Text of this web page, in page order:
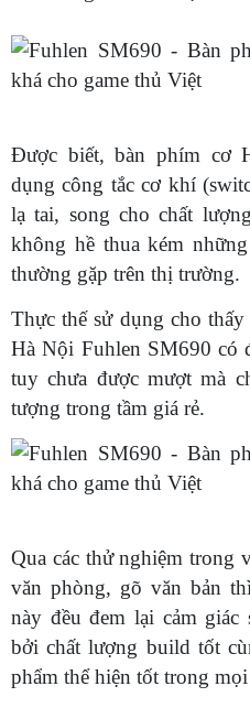
Được biết, bàn phím cơ
dụng công tắc cơ khí
lạ tai, song cho chất
không hề thua kém
thường gặp trên thị trường.
Thực thế sử dụng cho
Hà Nội Fuhlen SM690 có
tuy chưa được mượt mà
tượng trong tầm giá rẻ.
Qua các thử nghiệm trong
văn phòng, gõ văn bản
này đều đem lại cảm
bởi chất lượng build tốt
phẩm thể hiện tốt trong